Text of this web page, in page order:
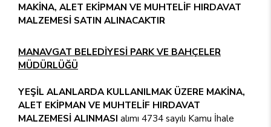
MAKİNA, ALET EKİPMAN VE MUHTELİF HIRDAVAT
MALZEMESİ SATIN ALINACAKTIR
MANAVGAT BELEDİYESİ PARK VE BAHÇELER
MÜDÜRLÜĞÜ
YEŞİL ALANLARDA KULLANILMAK ÜZERE MAKİNA,
ALET EKİPMAN VE MUHTELİF HIRDAVAT
MALZEMESİ ALINMASI alımı 4734 sayılı Kamu İhale